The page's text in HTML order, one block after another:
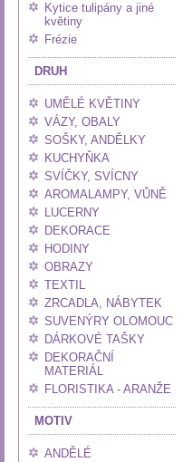
Kytice tulipány a jiné
květiny
Frézie
DRUH
UMĚLÉ KVĚTINY
VÁZY, OBALY
SOŠKY, ANDĚLKY
KUCHYŇKA
SVÍČKY, SVÍCNY
AROMALAMPY, VŮNĚ
LUCERNY
DEKORACE
HODINY
OBRAZY
TEXTIL
ZRCADLA, NÁBYTEK
SUVENÝRY OLOMOUC
DÁRKOVÉ TAŠKY
DEKORAČNÍ
MATERIÁL
FLORISTIKA - ARANŽE
MOTIV
ANDĚLÉ